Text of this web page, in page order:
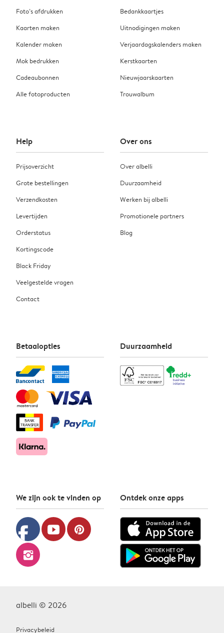
Foto’s afdrukken
Kaarten maken
Kalender maken
Mok bedrukken
Cadeaubonnen
Alle fotoproducten
Bedankkaartjes
Uitnodigingen maken
Verjaardagskalenders maken
Kerstkaarten
Nieuwjaarskaarten
Trouwalbum
Help
Prijsoverzicht
Grote bestellingen
Verzendkosten
Levertijden
Orderstatus
Kortingscode
Black Friday
Veelgestelde vragen
Contact
Over ons
Over albelli
Duurzaamheid
Werken bij albelli
Promotionele partners
Blog
Betaalopties Duurzaamheid
We zijn ook te vinden op
facebook youtube pinterest
instagram
Ontdek onze apps
albelli © 2026
Privacybeleid